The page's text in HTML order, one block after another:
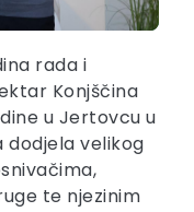
rada i
Konjščina
u Jertovcu u
dodjela velikog
te njezinim